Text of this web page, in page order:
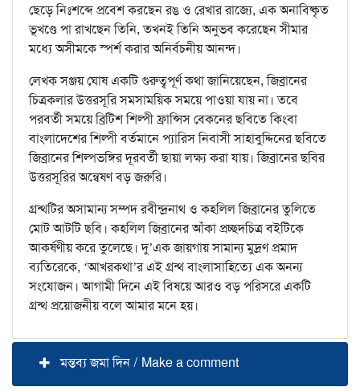
ছেড়ে নিঃশব্দে প্রবেশ করছেন রঙ ও রেখার রাজ্যে, এক অনাবিষ্কৃত
ভূখণ্ডে পা রাখছেন তিনি, তখনই তিনি অনুভব করেছেন সীমার
মধ্যে অসীমকে স্পর্শ করার অনির্বচনীয় আনন্দ।
লেখক সঞ্জয় ঘোষ একটি গুরুত্বপূর্ণ কথা জানিয়েছেন, জিব্রানের
চিত্রকলার উত্তরসূরি সমসাময়িক সময়ে পাওয়া যায় না। তবে
পরবর্তী সময়ে ব্রিটিশ শিল্পী ফ্রান্সিস বেকনের ছবিতে কিংবা
বাংলাদেশের শিল্পী বর্তমানে প্যারিস নিবাসী সাহাবুদ্দিনের ছবিতে
জিব্রানের শিল্পভঙ্গির দূরবর্তী ছায়া লক্ষ্য করা যায়। জিব্রানের ছবির
উত্তরসূরির অন্বেষণ বড় জরুরি।
গ্রন্থটির অসামান্য সম্পদ রবীন্দ্রনাথ ও কহলিল জিব্রানের তুলিতে
মোট আটটি ছবি। কহলিল জিব্রানের আঁকা প্রচ্ছদচিত্র বইটিকে
আকর্ষণীয় করে তুলেছে। দু’এক জায়গায় সামান্য মুদ্রণ প্রমাদ
ব্যতিরেকে, ‘আখরকথা’র এই গ্রন্থ বাংলাসাহিত্যে এক অনন্য
সংযোজন। আগামী দিনে এই বিষয়ে আরও বড় পরিসরে একটি
গ্রন্থ প্রয়োজনীয় বলে আমার মনে হয়।
মন্তব্য জমা দিন / Make a comment